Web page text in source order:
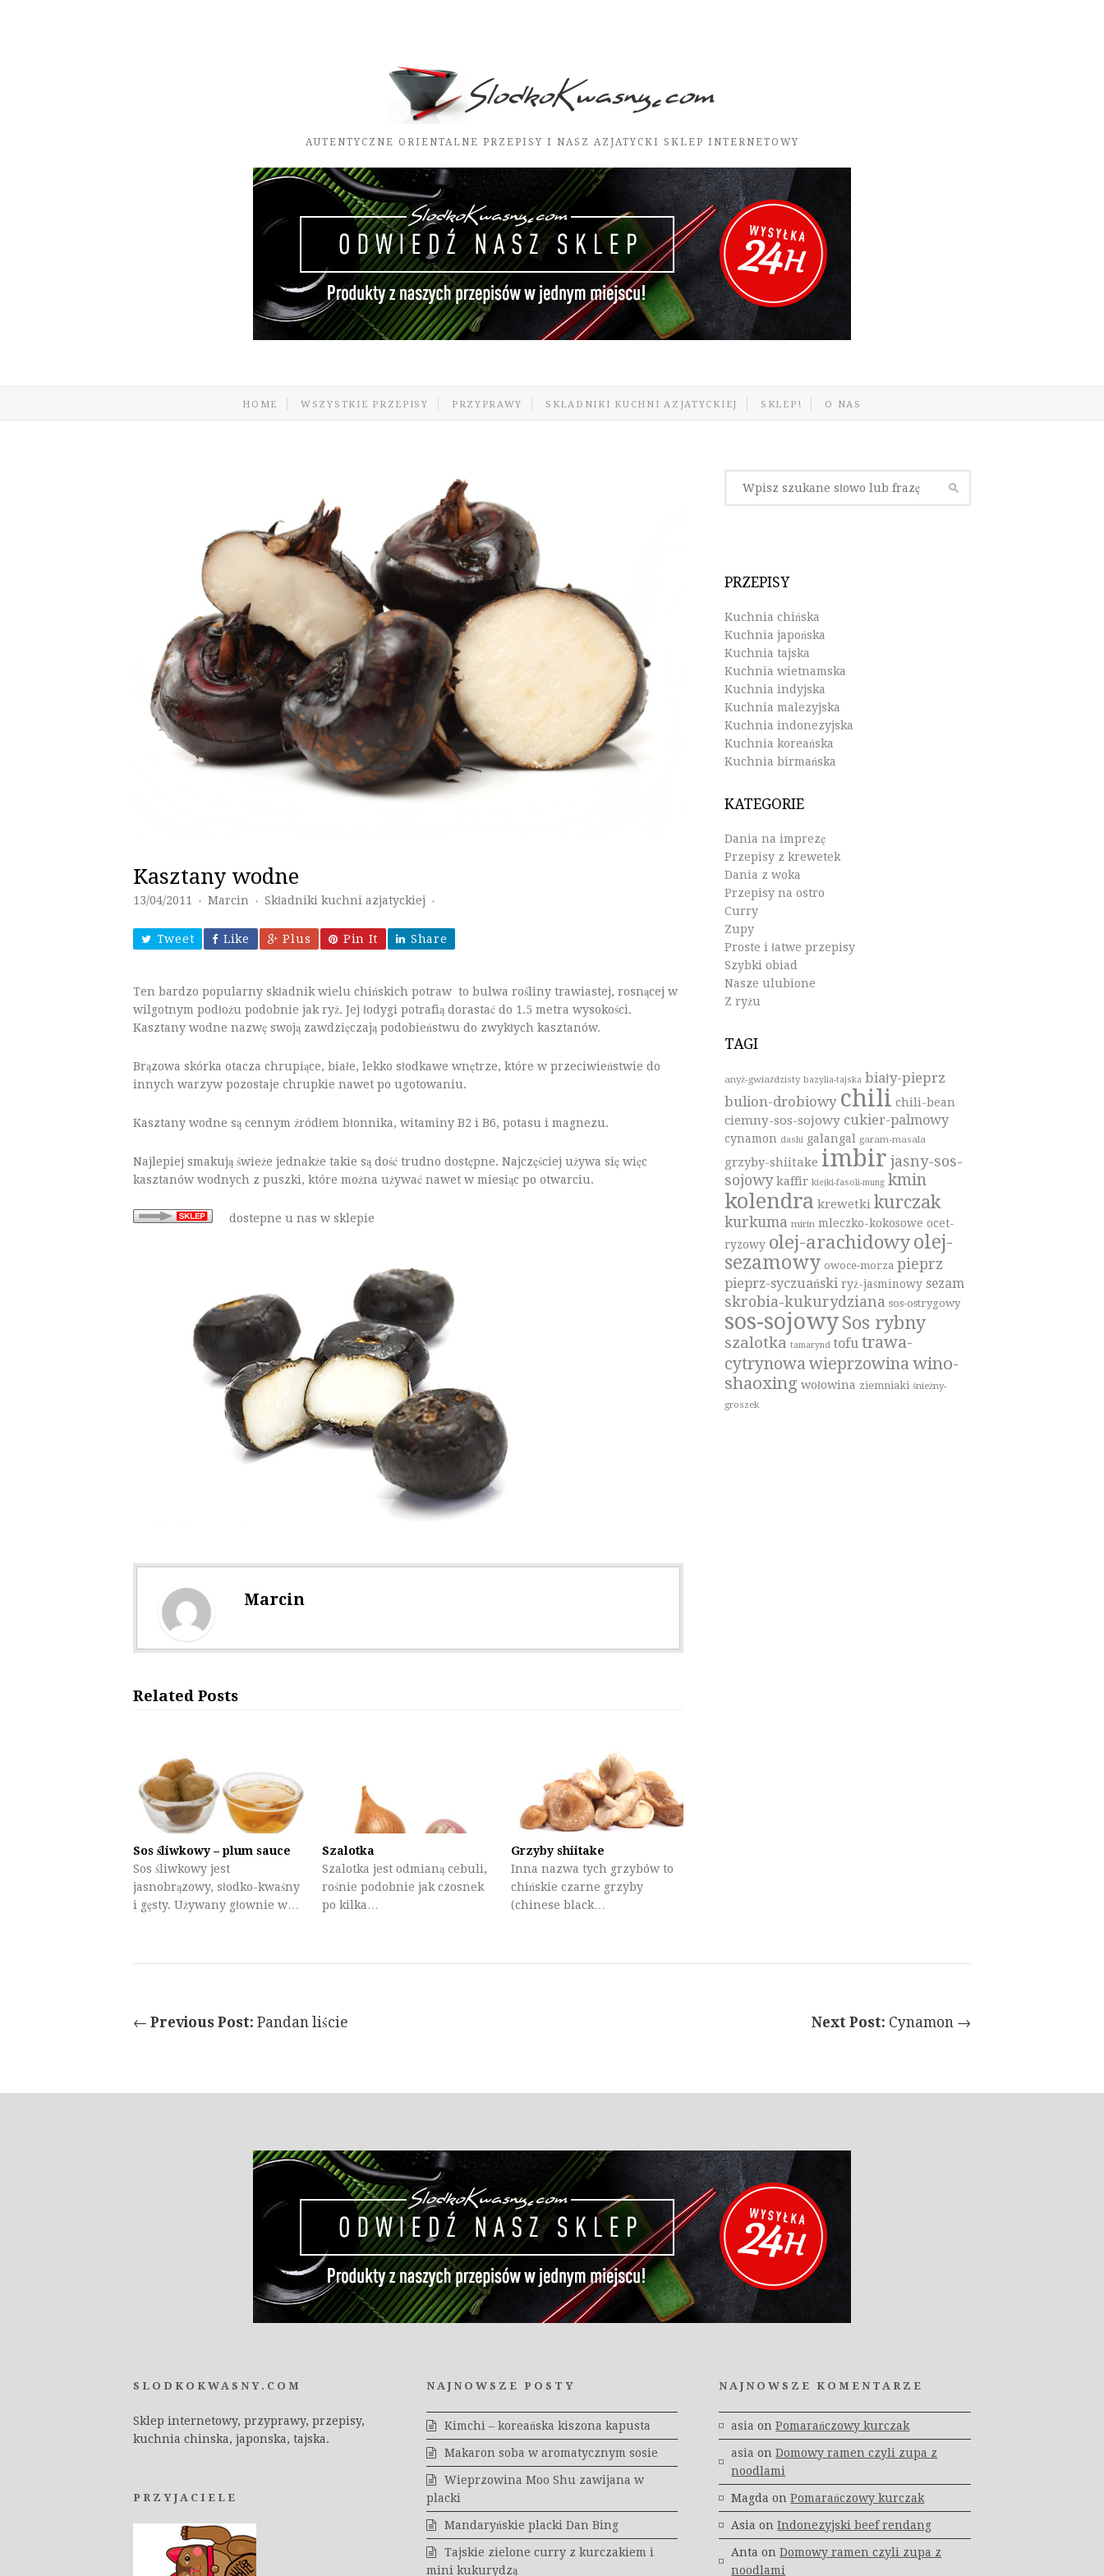
AUTENTYCZNE ORIENTALNE PRZEPISY I NASZ AZJATYCKI SKLEP INTERNETOWY
HOME WSZYSTKIE PRZEPISY PRZYPRAWY SKŁADNIKI KUCHNI AZJATYCKIEJ SKLEP! O NAS
Kasztany wodne
13/04/2011 ♦ Marcin ♦ Składniki kuchni azjatyckiej ♦
Tweet Like Plus Pin It Share
Ten bardzo popularny składnik wielu chińskich potraw to bulwa rośliny trawiastej, rosnącej w
wilgotnym podłożu podobnie jak ryż. Jej łodygi potrafią dorastać do 1.5 metra wysokości.
Kasztany wodne nazwę swoją zawdzięczają podobieństwu do zwykłych kasztanów.
Brązowa skórka otacza chrupiące, białe, lekko słodkawe wnętrze, które w przeciwieństwie do
innych warzyw pozostaje chrupkie nawet po ugotowaniu.
Kasztany wodne są cennym źródłem błonnika, witaminy B2 i B6, potasu i magnezu.
Najlepiej smakują świeże jednakże takie są dość trudno dostępne. Najczęściej używa się więc
kasztanów wodnych z puszki, które można używać nawet w miesiąc po otwarciu.
dostepne u nas w sklepie
Marcin
Related Posts
Sos śliwkowy – plum sauce
Sos śliwkowy jest
jasnobrązowy, słodko-kwaśny
i gęsty. Używany głownie w…
Szalotka
Szalotka jest odmianą cebuli,
rośnie podobnie jak czosnek
po kilka…
Grzyby shiitake
Inna nazwa tych grzybów to
chińskie czarne grzyby
(chinese black…
PRZEPISY
Kuchnia chińska
Kuchnia japońska
Kuchnia tajska
Kuchnia wietnamska
Kuchnia indyjska
Kuchnia malezyjska
Kuchnia indonezyjska
Kuchnia koreańska
Kuchnia birmańska
KATEGORIE
Dania na imprezę
Przepisy z krewetek
Dania z woka
Przepisy na ostro
Curry
Zupy
Proste i łatwe przepisy
Szybki obiad
Nasze ulubione
Z ryżu
TAGI
anyż-gwiaździsty bazylia-tajska biały-pieprz
bulion-drobiowy chili chili-bean
ciemny-sos-sojowy cukier-palmowy
cynamon dashi galangal garam-masala
grzyby-shiitake imbir jasny-sos-
sojowy kaffir kiełki-fasoli-mung kmin
kolendra krewetki kurczak
kurkuma mirin mleczko-kokosowe ocet-
ryzowy olej-arachidowyolej-
sezamowy owoce-morza pieprz
pieprz-syczuański ryż-jaśminowy sezam
skrobia-kukurydziana sos-ostrygowy
sos-sojowy Sos rybny
szalotka tamarynd tofu trawa-
cytrynowawieprzowinawino-
shaoxing wołowina ziemniaki śnieżny-
groszek
Next Post: Cynamon →
← Previous Post: Pandan liście
SLODKOKWASNY.COM
Sklep internetowy, przyprawy, przepisy,
kuchnia chinska, japonska, tajska.
PRZYJACIELE
NAJNOWSZE POSTY
Kimchi – koreańska kiszona kapusta
Makaron soba w aromatycznym sosie
Wieprzowina Moo Shu zawijana w
placki
Mandaryńskie placki Dan Bing
Tajskie zielone curry z kurczakiem i
mini kukurydzą
NAJNOWSZE KOMENTARZE
asia onPomarańczowy kurczak
asia onDomowy ramen czyli zupa z
noodlami
Magda onPomarańczowy kurczak
Asia onIndonezyjski beef rendang
Anta onDomowy ramen czyli zupa z
noodlami